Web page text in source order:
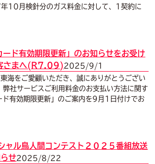
10月検針分のガス料金に対して、1契約に
ード有効期限更新」のお知らせをお受け
さまへ(R7.09) 2025/9/1
海をご愛顧いただき、誠にありがとうござい
社サービスご利用料金のお支払い方法に関す
ド有効期限更新」のご案内を9月1日付けでお
ル鳥人間コンテスト２０２５番組放送
せ2025/8/22